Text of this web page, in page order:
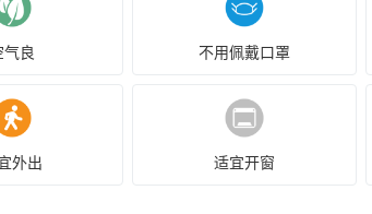
气良 不用佩戴口罩
外出 适宜开窗